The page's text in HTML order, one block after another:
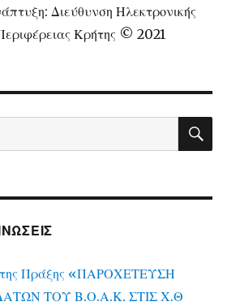
Διεύθυνση Ηλεκτρονικής
Κρήτης © 2021
της Πράξης «ΠΑΡΟΧΕΤΕΥΣΗ
ΤΟΥ Β.Ο.Α.Κ. ΣΤΙΣ Χ.Θ